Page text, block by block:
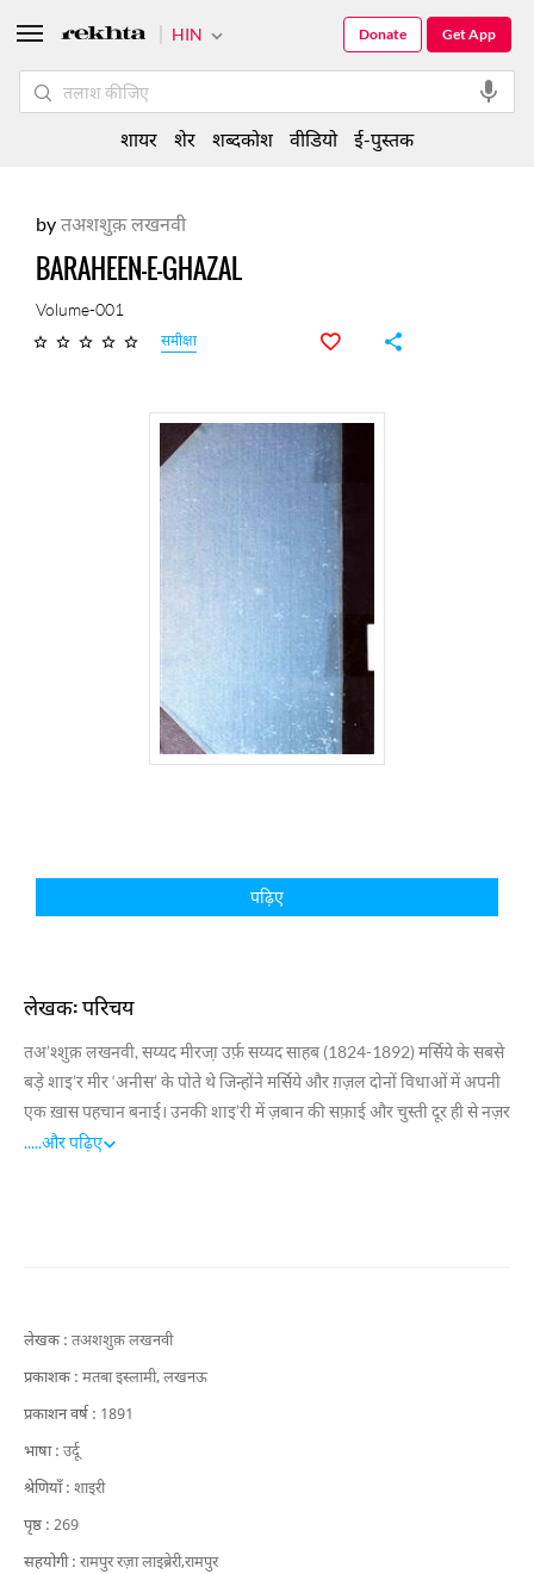
byतअशशुक़ लखनवी
BARAHEEN-E-GHAZAL
Volume-001
समीक्षा
पढ़िए
लेखक: परिचय
तअ’श्शुक़ लखनवी, सय्यद मीरजा़ उर्फ़ सय्यद साहब (1824-1892) मर्सिये के सबसे
बड़े शाइ’र मीर ‘अनीस’ के पोते थे जिन्होंने मर्सिये और ग़ज़ल दोनों विधाओं में अपनी
एक ख़ास पहचान बनाई। उनकी शाइ’री में ज़बान की सफ़ाई और चुस्ती दूर ही से नज़र
आती है।
.....और पढ़िए
लेखक : तअशशुक़ लखनवी
प्रकाशक : मतबा इस्लामी, लखनऊ
प्रकाशन वर्ष : 1891
भाषा : उर्दू
श्रेणियाँ : शाइरी
पृष्ठ : 269
सहयोगी : रामपुर रज़ा लाइब्रेरी,रामपुर
HIN Get App
Donate
शायर शेर शब्दकोश वीडियो ई-पुस्तक